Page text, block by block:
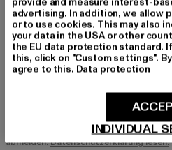
MÄNNER
FRAUEN
E-MAIL
Informationen dazu, wie DefShop mit
in unserer Datenschutzerklärung. Du
abmelden.Datenschutzerklärung lesen.
advertising. In addition, we allow
or to use cookies. This may also
your data in the USA or other
the EU data protection standard.
this, click on "Custom settings".
agree to this. Data protection
INDIVIDUAL